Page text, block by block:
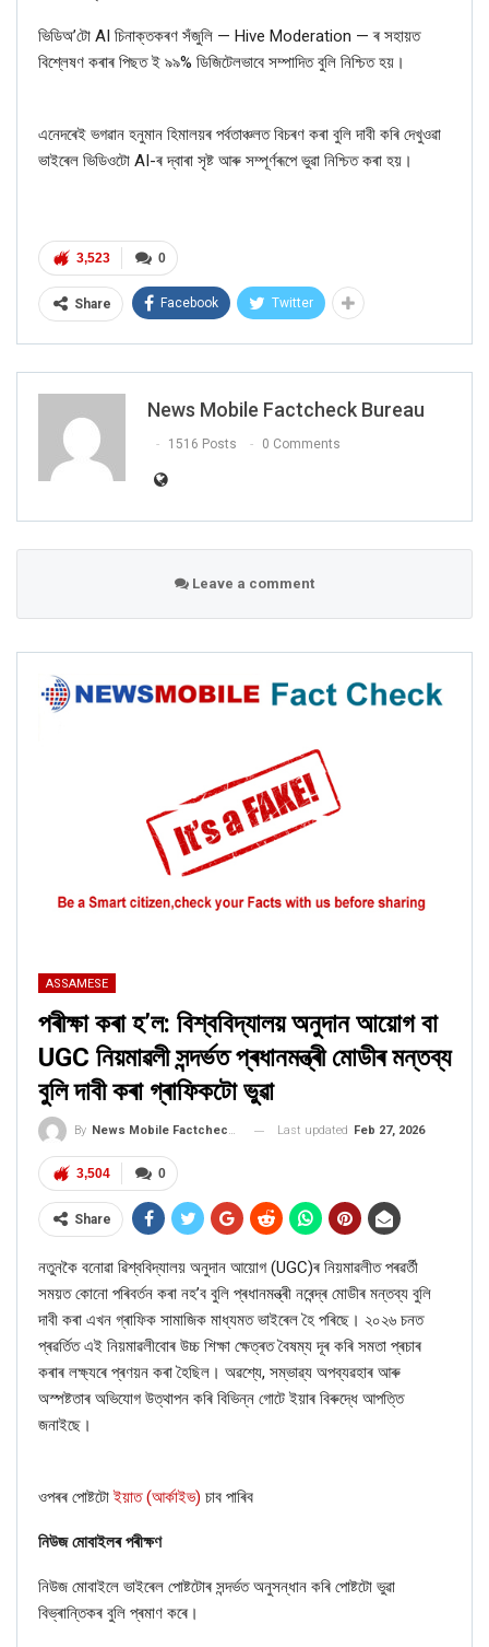
ভিডিঅ’টো AI চিনাক্তকৰণ সঁজুলি — Hive Moderation —ৰ সহায়ত
বিশ্লেষণ কৰাৰ পিছত ই ৯৯% ডিজিটেলভাবে সম্পাদিত বুলি নিশ্চিত হয়।
এনেদৰেই ভগৱান হনুমান হিমালয়ৰ পৰ্বতাঞ্চলত বিচৰণ কৰা বুলি দাবী কৰি দেখুওৱা
ভাইৰেল ভিডিওটো AI-ৰ দ্বাৰা সৃষ্ট আৰু সম্পূৰ্ণৰূপে ভুৱা নিশ্চিত কৰা হয়।
0
3,523
Share Facebook Twitter
News Mobile Factcheck Bureau
1516 Posts 0 Comments
Leave a comment
ASSAMESE
পৰীক্ষা কৰা হ’ল: বিশ্ববিদ্যালয় অনুদান আয়োগ বা
UGC নিয়মাৱলী সন্দৰ্ভত প্ৰধানমন্ত্ৰী মোডীৰ মন্তব্য
বুলি দাবী কৰা গ্ৰাফিকটো ভুৱা
By News Mobile Factcheck Bureau Last updated Feb 27, 2026
0
3,504
Share
নতুনকৈ বনোৱা ৱিশ্ববিদ্যালয় অনুদান আয়োগ (UGC)ৰ নিয়মাৱলীত পৰৱৰ্তী
সময়ত কোনো পৰিবর্তন কৰা নহ’ব বুলি প্ৰধানমন্ত্ৰী নৰেন্দ্ৰ মোডীৰ মন্তব্য বুলি
দাবী কৰা এখন গ্ৰাফিক সামাজিক মাধ্যমত ভাইৰেল হৈ পৰিছে। ২০২৬ চনত
প্ৰৱৰ্তিত এই নিয়মাৱলীবোৰ উচ্চ শিক্ষা ক্ষেত্ৰত বৈষম্য দূৰ কৰি সমতা প্ৰচাৰ
কৰাৰ লক্ষ্যৰে প্ৰণয়ন কৰা হৈছিল। অৱশ্যে, সম্ভাৱ্য অপব্যৱহাৰ আৰু
অস্পষ্টতাৰ অভিযোগ উত্থাপন কৰি বিভিন্ন গোটে ইয়াৰ বিৰুদ্ধে আপত্তি
জনাইছে।
ওপৰৰ পোষ্টটো ইয়াত (আৰ্কাইভ) চাব পাৰিব
নিউজ মোবাইলৰ পৰীক্ষণ
নিউজ মোবাইলে ভাইৰেল পোষ্টটোৰ সন্দৰ্ভত অনুসন্ধান কৰি পোষ্টটো ভুৱা
বিভ্ৰান্তিকৰ বুলি প্ৰমাণ কৰে।